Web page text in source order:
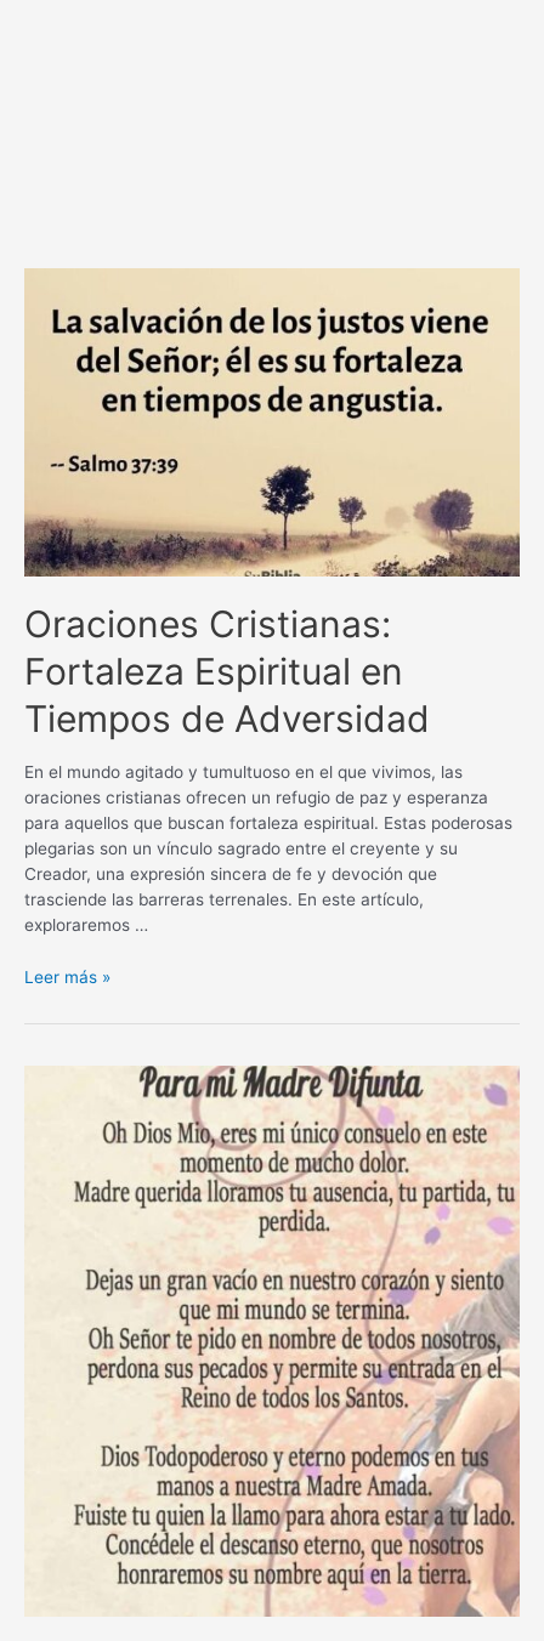
Oraciones Cristianas:
Fortaleza Espiritual en
Tiempos de Adversidad
En el mundo agitado y tumultuoso en el que vivimos, las
oraciones cristianas ofrecen un refugio de paz y esperanza
para aquellos que buscan fortaleza espiritual. Estas poderosas
plegarias son un vínculo sagrado entre el creyente y su
Creador, una expresión sincera de fe y devoción que
trasciende las barreras terrenales. En este artículo,
exploraremos …
Oraciones
Fortaleza
Leer más »